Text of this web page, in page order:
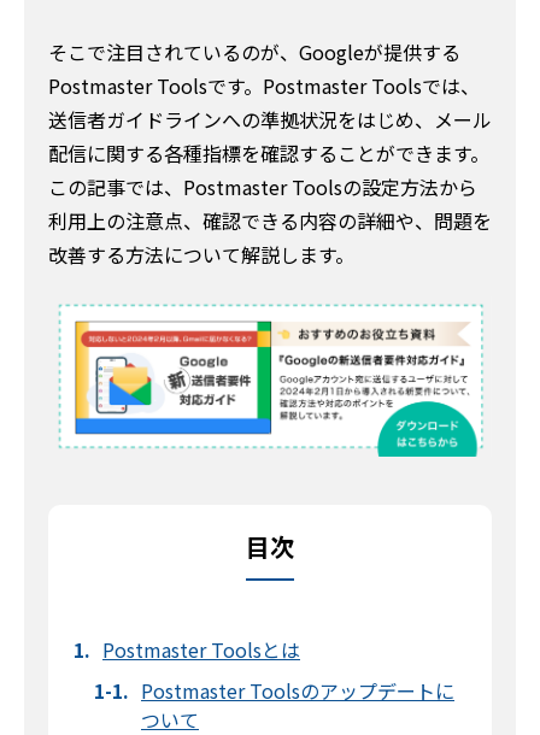
そこで注目されているのが、Googleが提供する
Postmaster Toolsです。Postmaster Toolsでは、
送信者ガイドラインへの準拠状況をはじめ、メール
配信に関する各種指標を確認することができます。
この記事では、Postmaster Toolsの設定方法から
利用上の注意点、確認できる内容の詳細や、問題を
改善する方法について解説します。
目次
Postmaster Toolsとは
Postmaster Toolsのアップデートに
ついて